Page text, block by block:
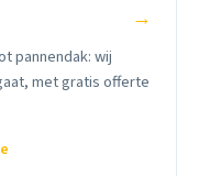
→
pannendak: wij
met gratis offerte